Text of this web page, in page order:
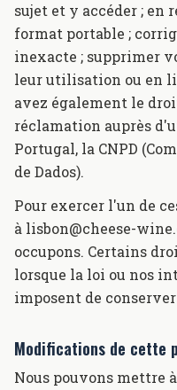
sujet et y accéder ; en
format portable ;
inexacte ; supprimer
leur utilisation ou en
avez également le
réclamation auprès
Portugal, la CNPD
de Dados).
Pour exercer l'un de
à lisbon@cheese-
occupons. Certains
lorsque la loi ou nos
imposent de
Modifications de cette
Nous pouvons mettre